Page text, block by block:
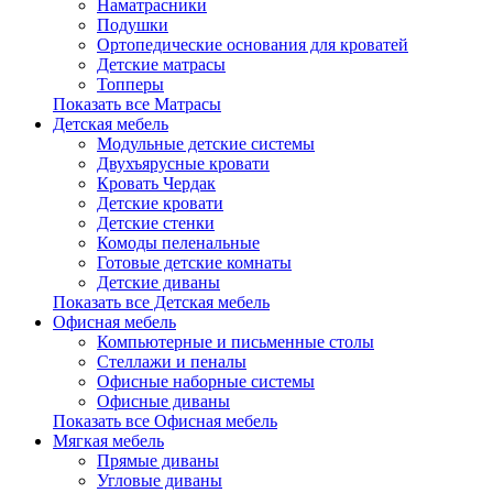
Наматрасники
Подушки
Ортопедические основания для кроватей
Детские матрасы
Топперы
Показать все Матрасы
Детская мебель
Модульные детские системы
Двухъярусные кровати
Кровать Чердак
Детские кровати
Детские стенки
Комоды пеленальные
Готовые детские комнаты
Детские диваны
Показать все Детская мебель
Офисная мебель
Компьютерные и письменные столы
Стеллажи и пеналы
Офисные наборные системы
Офисные диваны
Показать все Офисная мебель
Мягкая мебель
Прямые диваны
Угловые диваны